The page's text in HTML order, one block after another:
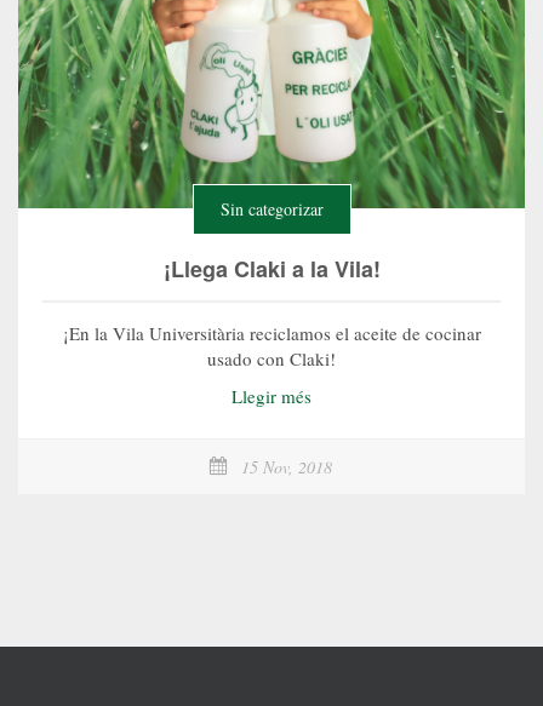
Sin categorizar
¡Llega Claki a la Vila!
¡En la Vila Universitària reciclamos el aceite de cocinar
usado con Claki!
Llegir més
15 Nov, 2018